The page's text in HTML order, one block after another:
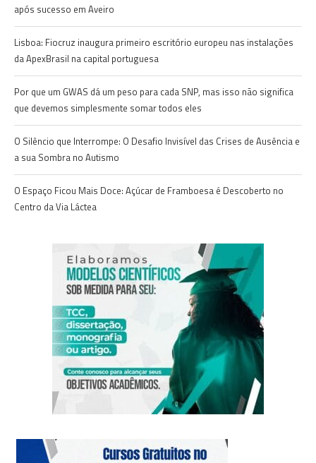
após sucesso em Aveiro
Lisboa: Fiocruz inaugura primeiro escritório europeu nas instalações
da ApexBrasil na capital portuguesa
Por que um GWAS dá um peso para cada SNP, mas isso não significa
que devemos simplesmente somar todos eles
O Silêncio que Interrompe: O Desafio Invisível das Crises de Ausência e
a sua Sombra no Autismo
O Espaço Ficou Mais Doce: Açúcar de Framboesa é Descoberto no
Centro da Via Láctea